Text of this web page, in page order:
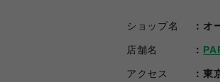
ショップ名 オ
店舗名
アクセス 東